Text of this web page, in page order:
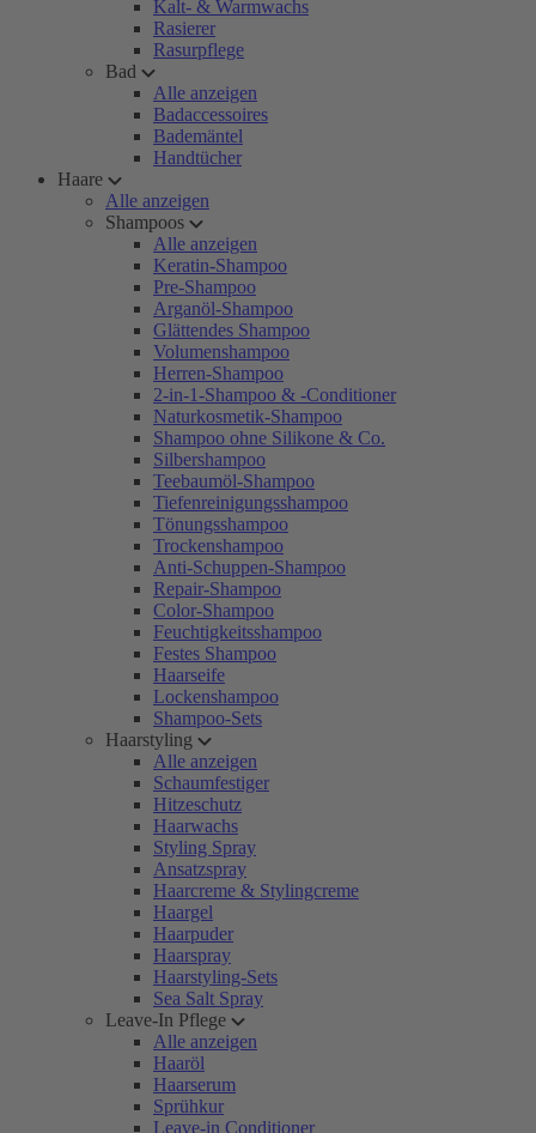
Kalt- & Warmwachs
Rasierer
Rasurpflege
Bad
Alle anzeigen
Badaccessoires
Bademäntel
Handtücher
Haare
Alle anzeigen
Shampoos
Alle anzeigen
Keratin-Shampoo
Pre-Shampoo
Arganöl-Shampoo
Glättendes Shampoo
Volumenshampoo
Herren-Shampoo
2-in-1-Shampoo & -Conditioner
Naturkosmetik-Shampoo
Shampoo ohne Silikone & Co.
Silbershampoo
Teebaumöl-Shampoo
Tiefenreinigungsshampoo
Tönungsshampoo
Trockenshampoo
Anti-Schuppen-Shampoo
Repair-Shampoo
Color-Shampoo
Feuchtigkeitsshampoo
Festes Shampoo
Haarseife
Lockenshampoo
Shampoo-Sets
Haarstyling
Alle anzeigen
Schaumfestiger
Hitzeschutz
Haarwachs
Styling Spray
Ansatzspray
Haarcreme & Stylingcreme
Haargel
Haarpuder
Haarspray
Haarstyling-Sets
Sea Salt Spray
Leave-In Pflege
Alle anzeigen
Haaröl
Haarserum
Sprühkur
Leave-in Conditioner